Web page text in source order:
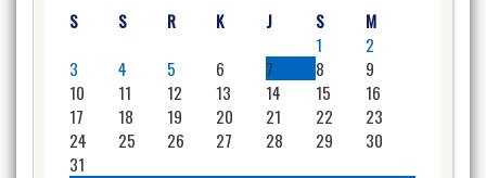
S S R K J S
M
1
2
3
4 5 6 7 8
9
10
11 12 13 14 15
16
17
18 19 20 21 22
23
24
25 26 27 28 29
30
31